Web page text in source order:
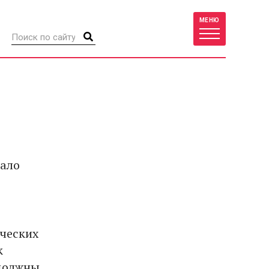
МЕНЮ